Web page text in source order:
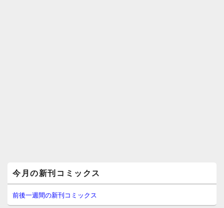
イ
ン
サ
イ
今月の新刊コミックス
前後一週間の新刊コミックス